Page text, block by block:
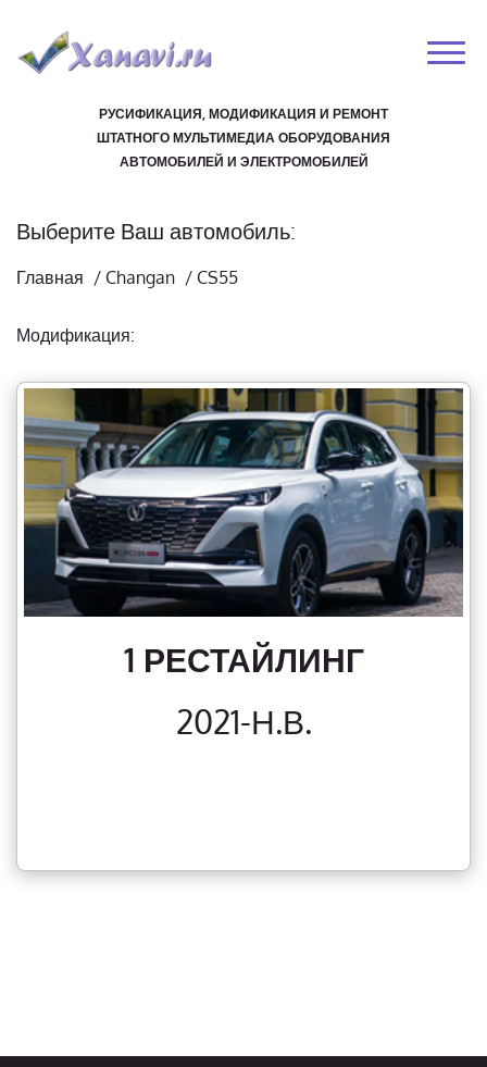
РУСИФИКАЦИЯ, МОДИФИКАЦИЯ И РЕМОНТ
ШТАТНОГО МУЛЬТИМЕДИА ОБОРУДОВАНИЯ
АВТОМОБИЛЕЙ И ЭЛЕКТРОМОБИЛЕЙ
Выберите Ваш автомобиль:
Главная / Changan / CS55
Модификация:
1 РЕСТАЙЛИНГ
2021-Н.В.